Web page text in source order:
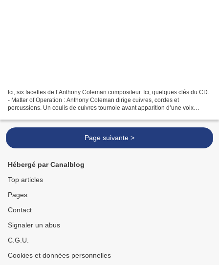
Ici, six facettes de l’Anthony Coleman compositeur. Ici, quelques clés du CD.
- Matter of Operation : Anthony Coleman dirige cuivres, cordes et
percussions. Un coulis de cuivres tournoie avant apparition d’une voix
Page suivante >
Hébergé par Canalblog
Top articles
Pages
Contact
Signaler un abus
C.G.U.
Cookies et données personnelles